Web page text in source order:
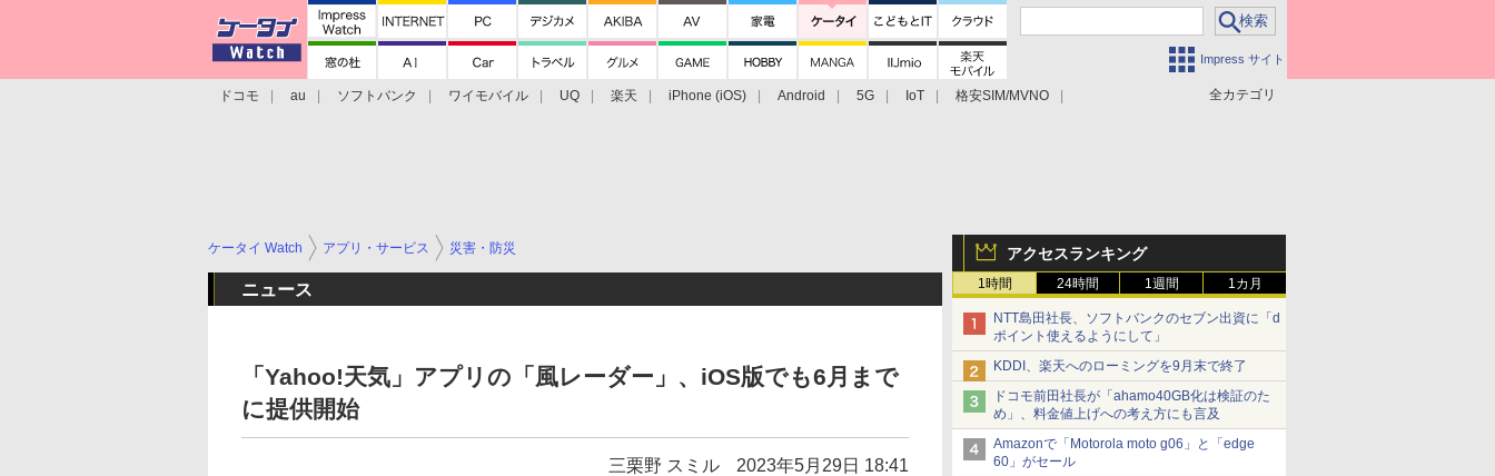
Impress サイト
全カテゴリ
ドコモ au ソフトバンク ワイモバイル UQ 楽天 iPhone (iOS) Android 5G IoT
格安SIM/MVNO
アクセスランキング
1時間 24時間 1週間 1カ月
NTT島田社長、ソフトバンクのセブン出資に「d
ポイント使えるようにして」
KDDI、楽天へのローミングを9月末で終了
ドコモ前田社長が「ahamo40GB化は検証のた
め」、料金値上げへの考え方にも言及
Amazonで「Motorola moto g06」と「edge
60」がセール
ケータイ Watch アプリ・サービス 災害・防災
ニュース
「Yahoo!天気」アプリの「風レーダー」、iOS版でも6月まで
に提供開始
三栗野 スミル 2023年5月29日 18:41